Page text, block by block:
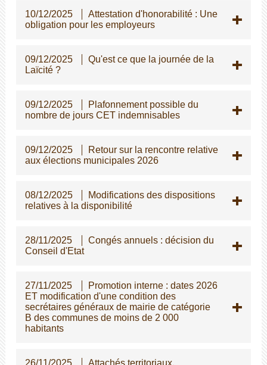
10/12/2025
Attestation d'honorabilité : Une
obligation pour les employeurs
09/12/2025
Qu'est ce que la journée de la
Laïcité ?
09/12/2025
Plafonnement possible du
nombre de jours CET indemnisables
09/12/2025
Retour sur la rencontre relative
aux élections municipales 2026
08/12/2025
Modifications des dispositions
relatives à la disponibilité
28/11/2025
Congés annuels : décision du
Conseil d'Etat
27/11/2025
Promotion interne : dates 2026
ET modification d'une condition des
secrétaires généraux de mairie de catégorie
B des communes de moins de 2 000
habitants
26/11/2025
Attachés territoriaux,